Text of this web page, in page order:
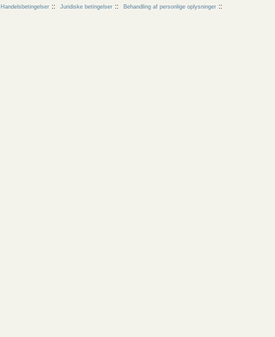
Handelsbetingelser Juridiske betingelser Behandling af personlige oplysninger